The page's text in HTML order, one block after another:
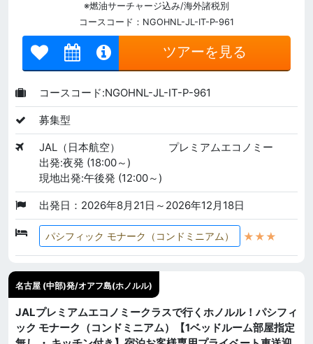
※燃油サーチャージ込み/海外諸税別
コースコード：NGOHNL-JL-IT-P-961
ツアーを見る
コースコード:NGOHNL-JL-IT-P-961
募集型
JAL（日本航空）
プレミアムエコノミー
出発:夜発 (18:00～)
現地出発:午後発 (12:00～)
出発日：2026年8月21日～2026年12月18日
パシフィック モナーク（コンドミニアム） ★★★
名古屋 (中部)発/オアフ島(ホノルル)
JALプレミアムエコノミークラスで行くホノルル！パシフィ
ック モナーク（コンドミニアム）【1ベッドルーム部屋指定